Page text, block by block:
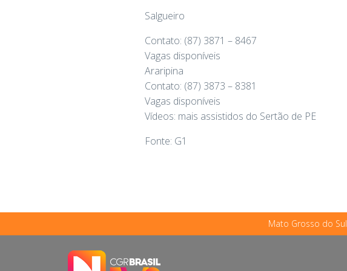
Salgueiro
Contato: (87) 3871 – 8467
Vagas disponíveis
Araripina
Contato: (87) 3873 – 8381
Vagas disponíveis
Vídeos: mais assistidos do Sertão de PE
Fonte: G1
Mato Grosso do Sul